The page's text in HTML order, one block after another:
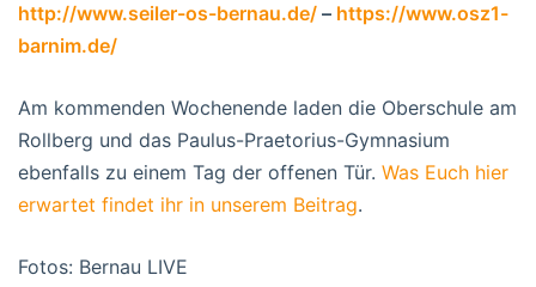
http://www.seiler-os-bernau.de/ – https://www.osz1-
barnim.de/
Am kommenden Wochenende laden die Oberschule am
Rollberg und das Paulus-Praetorius-Gymnasium
ebenfalls zu einem Tag der offenen Tür. Was Euch hier
erwartet findet ihr in unserem Beitrag.
Fotos: Bernau LIVE